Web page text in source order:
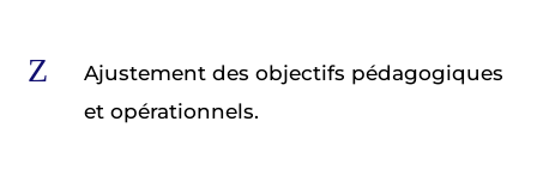
Z
Ajustement des objectifs pédagogiques
et opérationnels.